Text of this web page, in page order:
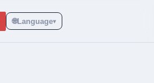
🌐Language▾